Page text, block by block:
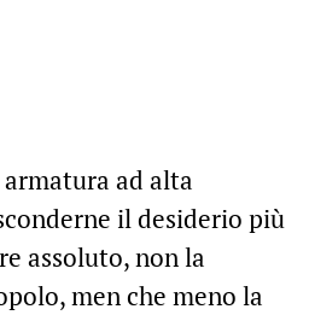
ad alta
il desiderio più
assoluto, non la
men che meno la